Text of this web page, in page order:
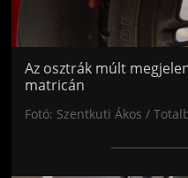
Az osztrák múlt
matricán
Fotó: Szentkuti Ákos /